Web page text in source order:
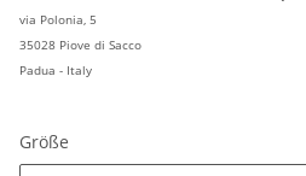
via Polonia, 5
35028 Piove di Sacco
Padua - Italy
Größe